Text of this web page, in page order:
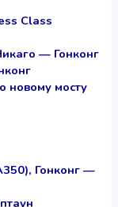
Class
— Гонконг
новому мосту
Гонконг —